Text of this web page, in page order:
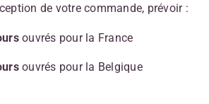
de votre commande, prévoir :
ouvrés pour la France
ouvrés pour la Belgique